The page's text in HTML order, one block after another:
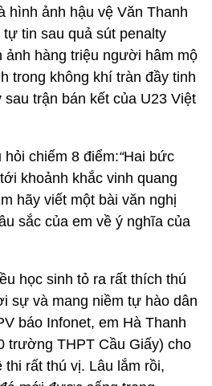
hình ảnh hậu vệ Văn Thanh
tin sau quả sút penalty
ảnh hàng triệu người hâm mộ
trong không khí tràn đầy tinh
trận bán kết của U23 Việt
chiếm 8 điểm:“Hai bức
khoảnh khắc vinh quang
hãy viết một bài văn nghị
sắc của em về ý nghĩa của
học sinh tỏ ra rất thích thú
sự và mang niềm tự hào dân
báo Infonet, em Hà Thanh
trường THPT Cầu Giấy) cho
thi rất thú vị. Lâu lắm rồi,